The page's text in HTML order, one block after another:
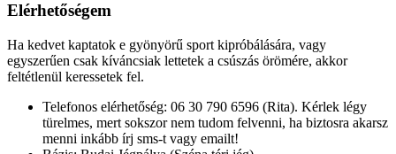
Elérhetőségem
Ha kedvet kaptatok e gyönyörű sport kipróbálására, vagy
egyszerűen csak kíváncsiak lettetek a csúszás örömére, akkor
feltétlenül keressetek fel.
Telefonos elérhetőség: 06 30 790 6596 (Rita). Kérlek légy
türelmes, mert sokszor nem tudom felvenni, ha biztosra akarsz
menni inkább írj sms-t vagy emailt!